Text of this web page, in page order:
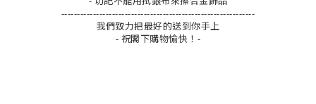
-------------------------------------------------------------
我們致力把最好的送到你手上
- 祝閣下購物愉快！-